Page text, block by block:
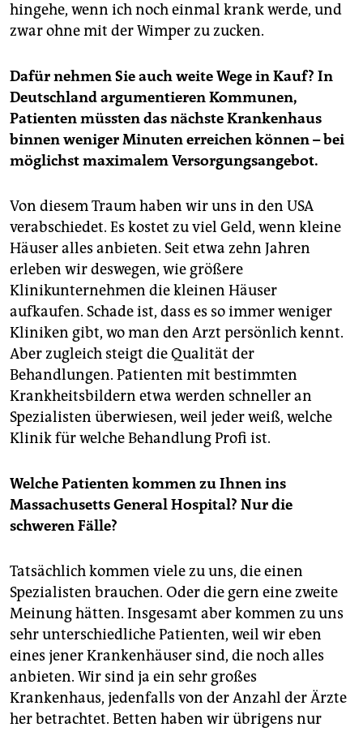
hingehe, wenn ich noch einmal krank werde, und
zwar ohne mit der Wimper zu zucken.
Dafür nehmen Sie auch weite Wege in Kauf? In
Deutschland argumentieren Kommunen,
Patienten müssten das nächste Krankenhaus
binnen weniger Minuten erreichen können – bei
möglichst maximalem Versorgungsangebot.
Von diesem Traum haben wir uns in den USA
verabschiedet. Es kostet zu viel Geld, wenn kleine
Häuser alles anbieten. Seit etwa zehn Jahren
erleben wir deswegen, wie größere
Klinikunternehmen die kleinen Häuser
aufkaufen. Schade ist, dass es so immer weniger
Kliniken gibt, wo man den Arzt persönlich kennt.
Aber zugleich steigt die Qualität der
Behandlungen. Patienten mit bestimmten
Krankheitsbildern etwa werden schneller an
Spezialisten überwiesen, weil jeder weiß, welche
Klinik für welche Behandlung Profi ist.
Welche Patienten kommen zu Ihnen ins
Massachusetts General Hospital? Nur die
schweren Fälle?
Tatsächlich kommen viele zu uns, die einen
Spezialisten brauchen. Oder die gern eine zweite
Meinung hätten. Insgesamt aber kommen zu uns
sehr unterschiedliche Patienten, weil wir eben
eines jener Krankenhäuser sind, die noch alles
anbieten. Wir sind ja ein sehr großes
Krankenhaus, jedenfalls von der Anzahl der Ärzte
her betrachtet. Betten haben wir übrigens nur